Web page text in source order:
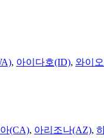
, 아이다호(ID), 와이
(CA), 아리조나(AZ),